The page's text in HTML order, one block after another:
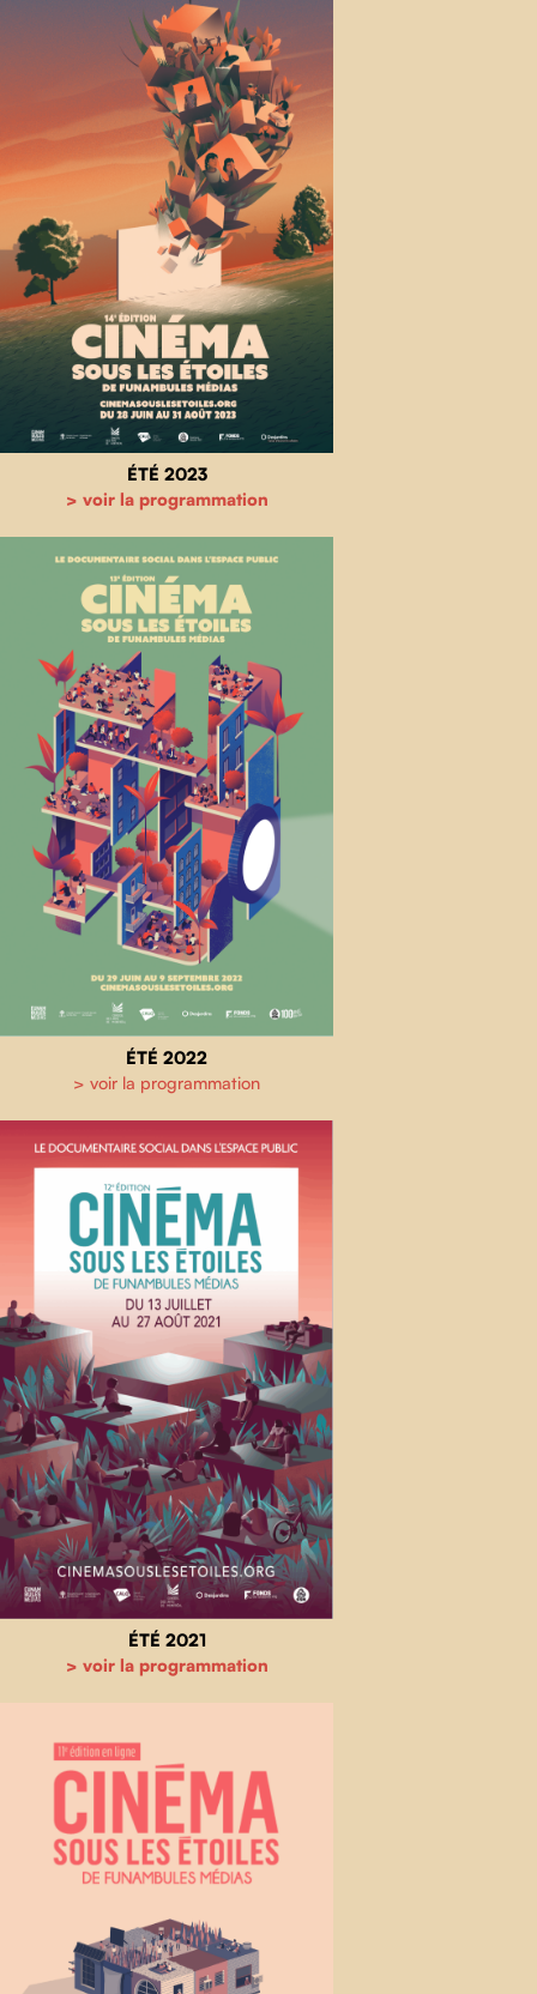
ÉTÉ 2023
> voir la programmation
ÉTÉ 2022
> voir la programmation
ÉTÉ 2021
> voir la programmation